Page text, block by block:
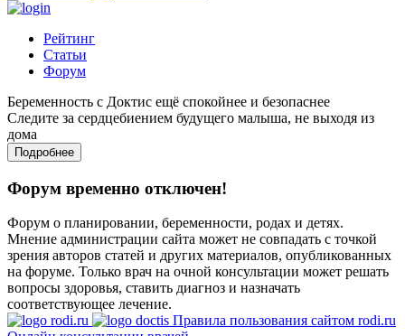
Рейтинг
Статьи
Форум
Беременность с Доктис ещё спокойнее и безопаснее
Следите за сердцебиением будущего малыша, не выходя из
дома
Подробнее
Форум временно отключен!
Форум о планировании, беременности, родах и детях.
Мнение администрации сайта может не совпадать с точкой
зрения авторов статей и других материалов, опубликованных
на форуме. Только врач на очной консультации может решать
вопросы здоровья, ставить диагноз и назначать
соответствующее лечение.
Правила пользования сайтом rodi.ru